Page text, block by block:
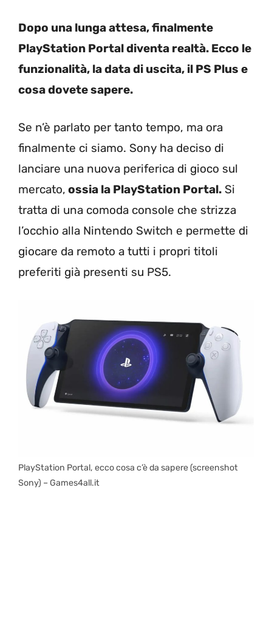
Dopo una lunga attesa, finalmente
PlayStation Portal diventa realtà. Ecco le
funzionalità, la data di uscita, il PS Plus e
cosa dovete sapere.
Se n’è parlato per tanto tempo, ma ora
finalmente ci siamo. Sony ha deciso di
lanciare una nuova periferica di gioco sul
mercato, ossia la PlayStation Portal. Si
tratta di una comoda console che strizza
l’occhio alla Nintendo Switch e permette di
giocare da remoto a tutti i propri titoli
preferiti già presenti su PS5.
PlayStation Portal, ecco cosa c’è da sapere (screenshot
Sony) – Games4all.it